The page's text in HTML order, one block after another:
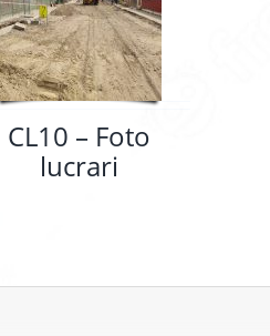
CL10 – Foto
lucrari